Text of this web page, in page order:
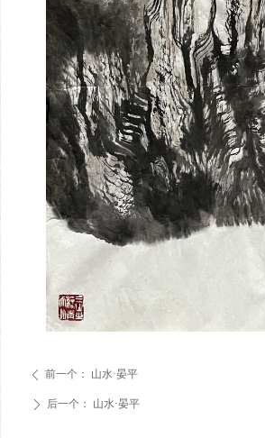
ꄴ 前一个： 山水·晏平
ꄲ 后一个： 山水·晏平